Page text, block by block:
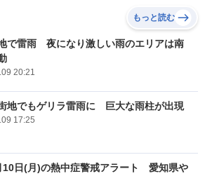
もっと読む
で雷雨 夜になり激しい雨のエリアは南
20:21
地でもゲリラ雷雨に 巨大な雨柱が出現
17:25
10日(月)の熱中症警戒アラート 愛知県や